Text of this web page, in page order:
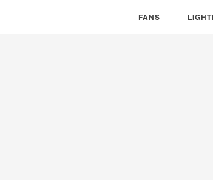
FANS
風扇系列 燈具系
FANS